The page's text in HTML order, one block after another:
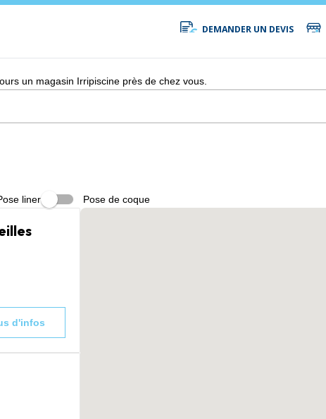
DEMANDER UN DEVIS
un magasin Irripiscine près de chez vous.
liner Pose de coque
d'infos